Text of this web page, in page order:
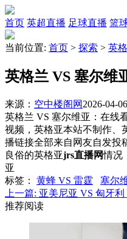
首页 英超直播 足球直播 篮
当前位置: 首页 > 探索 > 英
英格兰 VS 塞尔维
来源： 空中楼阁网 2026-04-
英格兰 VS 塞尔维亚：在线
视频，英格亚本站不制作、
播链接全部来自网友自发投
良俗的英格亚jrs直播网情况
亚
标签 ： 黄蜂 VS 雷霆 塞尔
上一篇: 亚美尼亚 VS 匈牙利
推荐阅读